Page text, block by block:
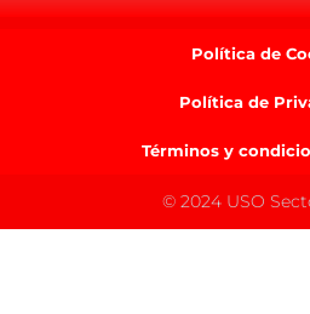
Política de
Política de
Términos y
© 2024 USO